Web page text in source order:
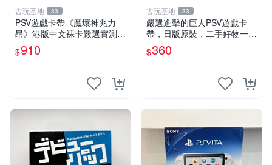
古玩基地 33
PSV遊戲卡帶《魔壞神兆力
昂》港版中文裸卡嚴選實測無
誤索尼專用 psv 魔壞神 港版
$910
古玩基地 33
嚴選進擊的巨人PSV遊戲卡
帶，日版原裝，二手好物一口
價，支持批量優惠 進擊的巨
人 PSV 日版 卡帶 游戲機配件
$360